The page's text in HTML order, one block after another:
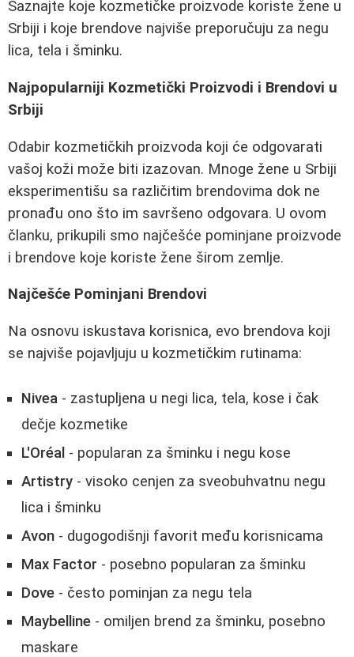
Saznajte koje kozmetičke proizvode koriste žene u
Srbiji i koje brendove najviše preporučuju za negu
lica, tela i šminku.
Najpopularniji Kozmetički Proizvodi i Brendovi u
Srbiji
Odabir kozmetičkih proizvoda koji će odgovarati
vašoj koži može biti izazovan. Mnoge žene u Srbiji
eksperimentišu sa različitim brendovima dok ne
pronađu ono što im savršeno odgovara. U ovom
članku, prikupili smo najčešće pominjane proizvode
i brendove koje koriste žene širom zemlje.
Najčešće Pominjani Brendovi
Na osnovu iskustava korisnica, evo brendova koji
se najviše pojavljuju u kozmetičkim rutinama:
Nivea - zastupljena u negi lica, tela, kose i čak
dečje kozmetike
L'Oréal - popularan za šminku i negu kose
Artistry - visoko cenjen za sveobuhvatnu negu
lica i šminku
Avon - dugogodišnji favorit među korisnicama
Max Factor - posebno popularan za šminku
Dove - često pominjan za negu tela
Maybelline - omiljen brend za šminku, posebno
maskare